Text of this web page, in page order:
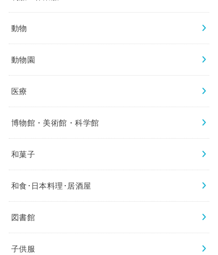
動物
動物園
医療
博物館・美術館・科学館
和菓子
和食･日本料理･居酒屋
図書館
子供服